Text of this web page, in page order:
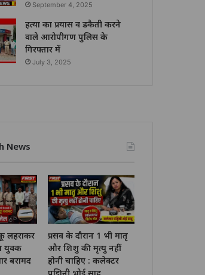
September 4, 2025
हत्या का प्रयास व डकैती करने
वाले आरोपीगण पुलिस के
गिरफ्तार में
July 3, 2025
News
लहराकर
युवक
बरामद
प्रसव के दौरान 1 भी मातृ
और शिशु की मृत्यु नहीं
होनी चाहिए : कलेक्टर
पद्मिनी भोई साहू